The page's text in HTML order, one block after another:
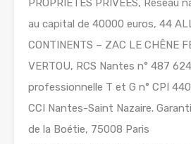
PROPRIETES PRIVEES, Réseau
au capital de 40000 euros, 44
CONTINENTS – ZAC LE CHÊNE
VERTOU, RCS Nantes n° 487
professionnelle T et G n° CPI
CCI Nantes-Saint Nazaire.
de la Boétie, 75008 Paris